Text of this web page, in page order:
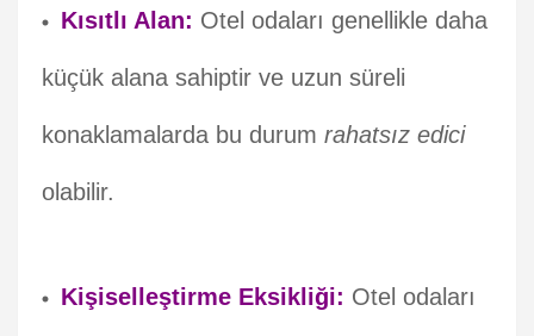
Kısıtlı Alan: Otel odaları genellikle daha
küçük alana sahiptir ve uzun süreli
konaklamalarda bu durum rahatsız edici
olabilir.
Kişiselleştirme Eksikliği: Otel odaları